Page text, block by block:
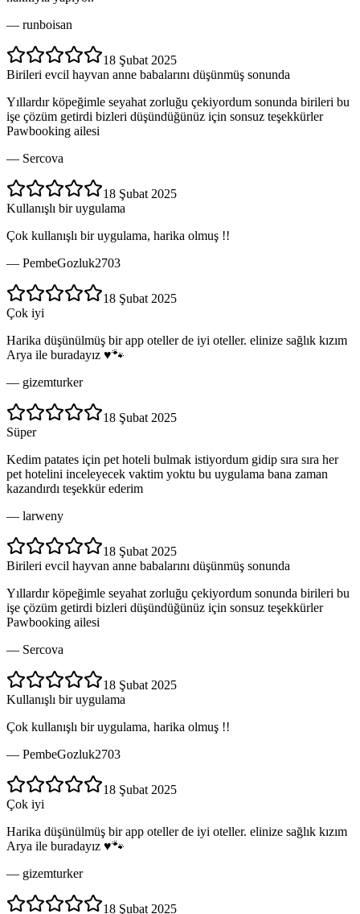
— runboisan
18 Şubat 2025
Birileri evcil hayvan anne babalarını düşünmüş sonunda
Yıllardır köpeğimle seyahat zorluğu çekiyordum sonunda birileri bu
işe çözüm getirdi bizleri düşündüğünüz için sonsuz teşekkürler
Pawbooking ailesi
— Sercova
18 Şubat 2025
Kullanışlı bir uygulama
Çok kullanışlı bir uygulama, harika olmuş !!
— PembeGozluk2703
18 Şubat 2025
Çok iyi
Harika düşünülmüş bir app oteller de iyi oteller. elinize sağlık kızım
Arya ile buradayız ♥️🐾
— gizemturker
18 Şubat 2025
Süper
Kedim patates için pet hoteli bulmak istiyordum gidip sıra sıra her
pet hotelini inceleyecek vaktim yoktu bu uygulama bana zaman
kazandırdı teşekkür ederim
— larweny
18 Şubat 2025
Birileri evcil hayvan anne babalarını düşünmüş sonunda
Yıllardır köpeğimle seyahat zorluğu çekiyordum sonunda birileri bu
işe çözüm getirdi bizleri düşündüğünüz için sonsuz teşekkürler
Pawbooking ailesi
— Sercova
18 Şubat 2025
Kullanışlı bir uygulama
Çok kullanışlı bir uygulama, harika olmuş !!
— PembeGozluk2703
18 Şubat 2025
Çok iyi
Harika düşünülmüş bir app oteller de iyi oteller. elinize sağlık kızım
Arya ile buradayız ♥️🐾
— gizemturker
18 Şubat 2025